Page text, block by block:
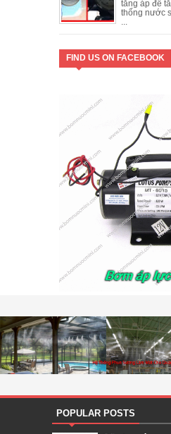
tăng áp để
thống nước
FIND US ON FACEBOOK
POPULAR POSTS